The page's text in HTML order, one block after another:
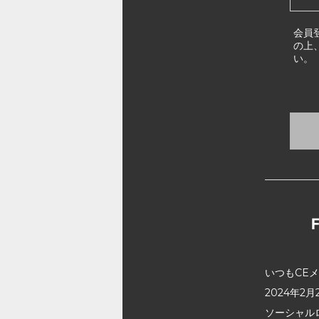
会員
の上
い。
いつもCE
2024年2月
ソーシャ